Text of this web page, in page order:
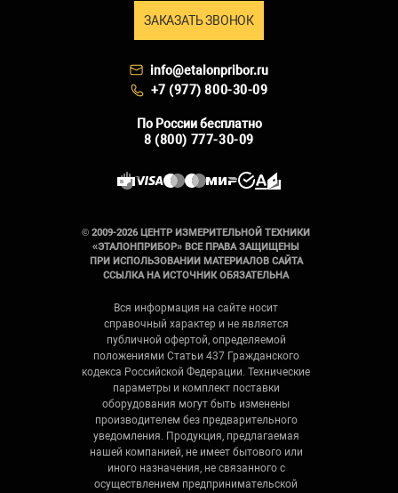
ЗАКАЗАТЬ ЗВОНОК
info@etalonpribor.ru
+7 (977) 800-30-09
По России бесплатно
8 (800) 777-30-09
© 2009-2026 ЦЕНТР ИЗМЕРИТЕЛЬНОЙ ТЕХНИКИ
«ЭТАЛОНПРИБОР» ВСЕ ПРАВА ЗАЩИЩЕНЫ
ПРИ ИСПОЛЬЗОВАНИИ МАТЕРИАЛОВ САЙТА
ССЫЛКА НА ИСТОЧНИК ОБЯЗАТЕЛЬНА
Вся информация на сайте носит
справочный характер и не является
публичной офертой, определяемой
положениями Статьи 437 Гражданского
кодекса Российской Федерации. Технические
параметры и комплект поставки
оборудования могут быть изменены
производителем без предварительного
уведомления. Продукция, предлагаемая
нашей компанией, не имеет бытового или
иного назначения, не связанного с
осуществлением предпринимательской